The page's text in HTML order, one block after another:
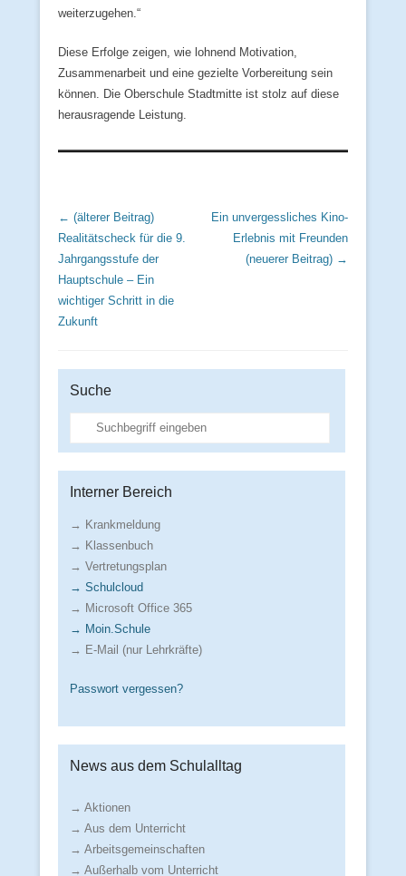
weiterzugehen.“
Diese Erfolge zeigen, wie lohnend Motivation,
Zusammenarbeit und eine gezielte Vorbereitung sein
können. Die Oberschule Stadtmitte ist stolz auf diese
herausragende Leistung.
Beitrags Übersicht
← (älterer Beitrag)
Realitätscheck für die 9.
Jahrgangsstufe der
Hauptschule – Ein
wichtiger Schritt in die
Zukunft
Ein unvergessliches Kino-
Erlebnis mit Freunden
(neuerer Beitrag) →
Suche
Suche
Interner Bereich
→ Krankmeldung
→ Klassenbuch
→ Vertretungsplan
→ Schulcloud
→ Microsoft Office 365
→ Moin.Schule
→ E-Mail (nur Lehrkräfte)
Passwort vergessen?
News aus dem Schulalltag
→ Aktionen
→ Aus dem Unterricht
→ Arbeitsgemeinschaften
→ Außerhalb vom Unterricht